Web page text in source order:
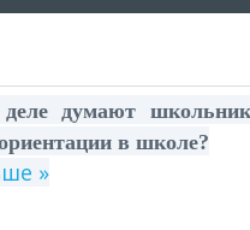
думают
в школе?
»